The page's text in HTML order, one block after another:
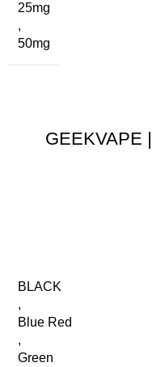
25mg
,
50mg
ویپ گیک ویپ بی ۱۰۰ کیت | GEEKVAPE
BLACK
,
Blue Red
,
Green